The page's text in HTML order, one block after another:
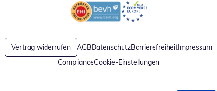
Öffnet in neuem FensterÖffnet in neuem Fenster
Vertrag widerrufen AGBDatenschutzBarrierefreiheitImpressum
ComplianceCookie-Einstellungen